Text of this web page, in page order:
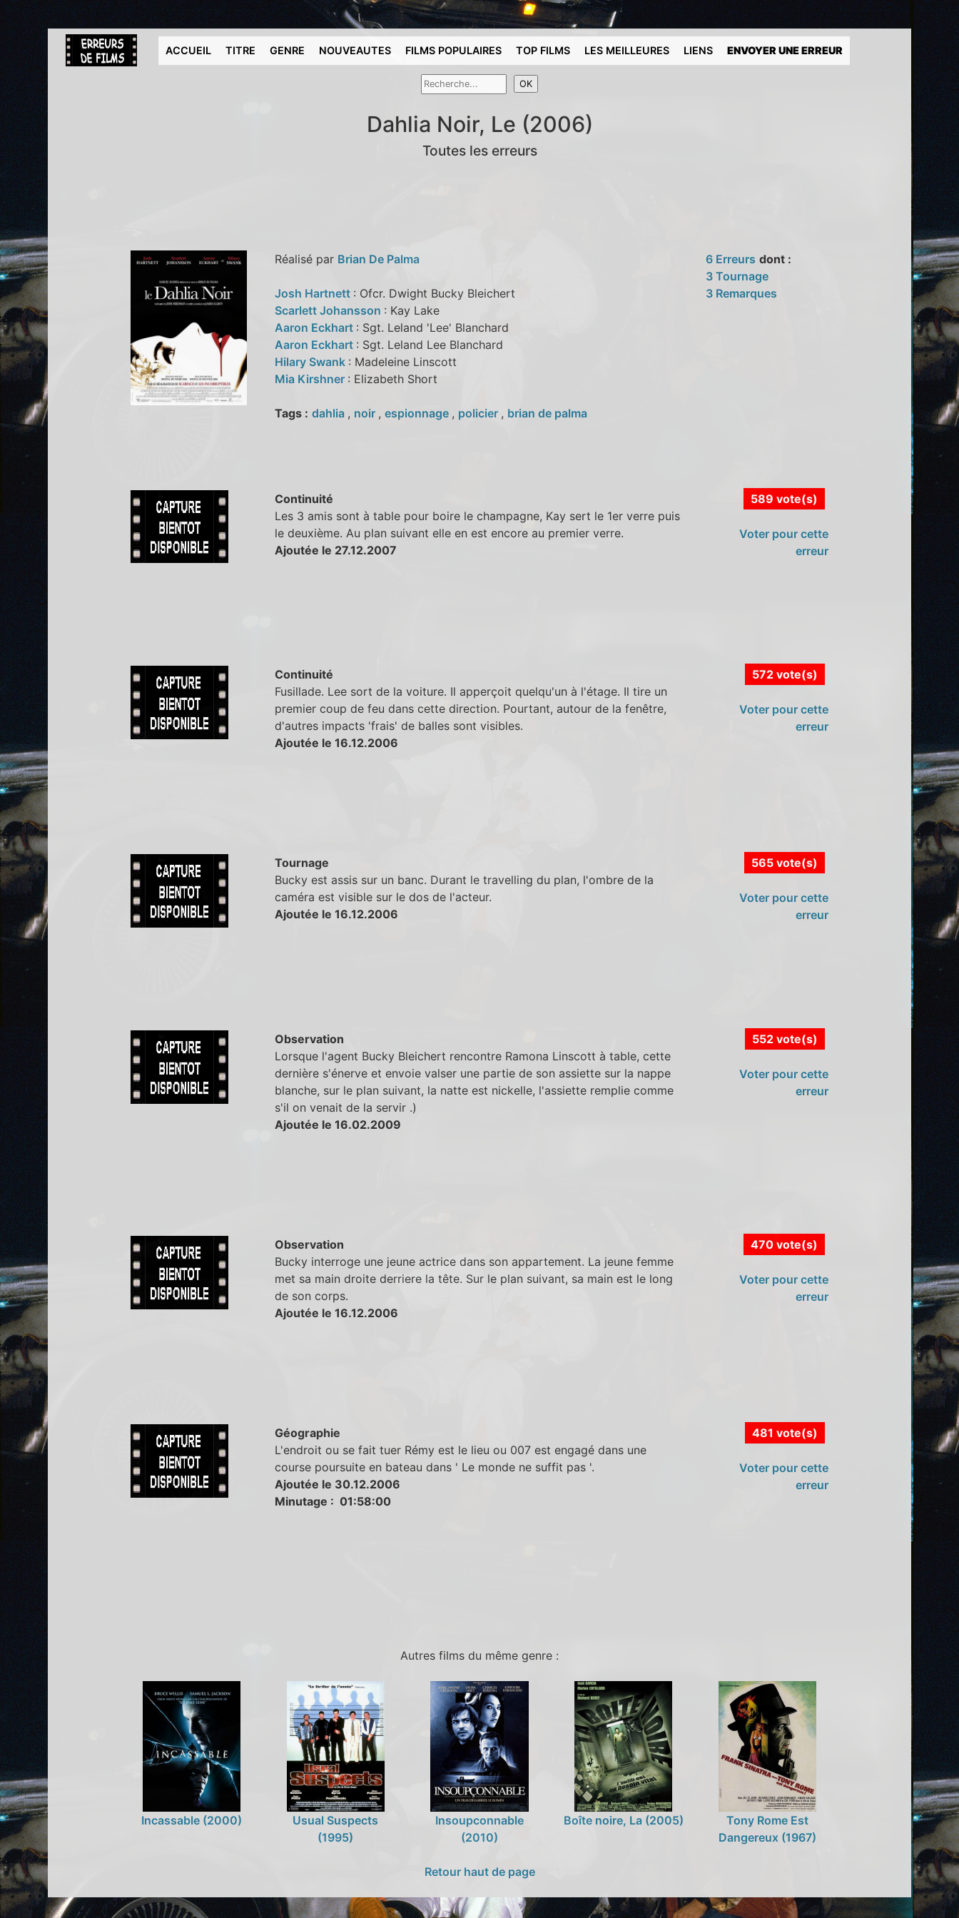
ACCUEIL TITRE GENRE NOUVEAUTES FILMS POPULAIRES TOP FILMS LES MEILLEURES LIENS ENVOYER UNE ERREUR
Dahlia Noir, Le (2006)
Toutes les erreurs
Réalisé par Brian De Palma
Josh Hartnett : Ofcr. Dwight Bucky Bleichert
Scarlett Johansson : Kay Lake
Aaron Eckhart : Sgt. Leland 'Lee' Blanchard
Aaron Eckhart : Sgt. Leland Lee Blanchard
Hilary Swank : Madeleine Linscott
Mia Kirshner : Elizabeth Short
Tags : dahlia , noir , espionnage , policier , brian de palma
6 Erreurs dont :
3 Tournage
3 Remarques
Continuité
Les 3 amis sont à table pour boire le champagne, Kay sert le 1er verre puis
le deuxième. Au plan suivant elle en est encore au premier verre.
Ajoutée le 27.12.2007
589 vote(s)
Voter pour cette
erreur
Continuité
Fusillade. Lee sort de la voiture. Il apperçoit quelqu'un à l'étage. Il tire un
premier coup de feu dans cette direction. Pourtant, autour de la fenêtre,
d'autres impacts 'frais' de balles sont visibles.
Ajoutée le 16.12.2006
572 vote(s)
Voter pour cette
erreur
Tournage
Bucky est assis sur un banc. Durant le travelling du plan, l'ombre de la
caméra est visible sur le dos de l'acteur.
Ajoutée le 16.12.2006
565 vote(s)
Voter pour cette
erreur
Observation
Lorsque l'agent Bucky Bleichert rencontre Ramona Linscott à table, cette
dernière s'énerve et envoie valser une partie de son assiette sur la nappe
blanche, sur le plan suivant, la natte est nickelle, l'assiette remplie comme
s'il on venait de la servir .)
Ajoutée le 16.02.2009
552 vote(s)
Voter pour cette
erreur
Observation
Bucky interroge une jeune actrice dans son appartement. La jeune femme
met sa main droite derriere la tête. Sur le plan suivant, sa main est le long
de son corps.
Ajoutée le 16.12.2006
470 vote(s)
Voter pour cette
erreur
Géographie
L'endroit ou se fait tuer Rémy est le lieu ou 007 est engagé dans une
course poursuite en bateau dans ' Le monde ne suffit pas '.
Ajoutée le 30.12.2006
Minutage : 01:58:00
481 vote(s)
Voter pour cette
erreur
Autres films du même genre :
Incassable (2000)
Usual Suspects
(1995)
Insoupconnable
(2010)
Boîte noire, La (2005)
Tony Rome Est
Dangereux (1967)
Retour haut de page